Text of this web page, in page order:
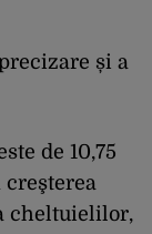
și a
de 10,75
cheltuielilor,